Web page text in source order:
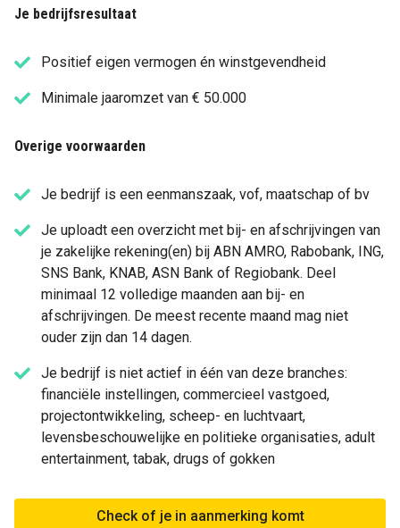
Je bedrijfsresultaat
Positief eigen vermogen én winstgevendheid
Minimale jaaromzet van € 50.000
Overige voorwaarden
Je bedrijf is een eenmanszaak, vof, maatschap of bv
Je uploadt een overzicht met bij- en afschrijvingen van
je zakelijke rekening(en) bij ABN AMRO, Rabobank, ING,
SNS Bank, KNAB, ASN Bank of Regiobank. Deel
minimaal 12 volledige maanden aan bij- en
afschrijvingen. De meest recente maand mag niet
ouder zijn dan 14 dagen.
Je bedrijf is niet actief in één van deze branches:
financiële instellingen, commercieel vastgoed,
projectontwikkeling, scheep- en luchtvaart,
levensbeschouwelijke en politieke organisaties, adult
entertainment, tabak, drugs of gokken
Check of je in aanmerking komt